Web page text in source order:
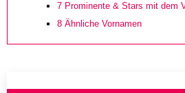
7 Prominente & Stars mit dem
8 Ähnliche Vornamen